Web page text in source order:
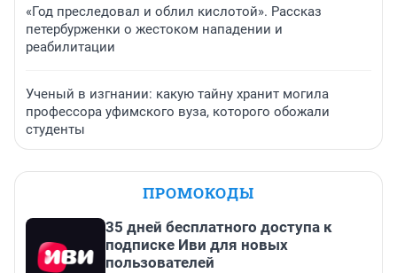
«Год преследовал и облил кислотой». Рассказ
петербурженки о жестоком нападении и
реабилитации
Ученый в изгнании: какую тайну хранит могила
профессора уфимского вуза, которого обожали
студенты
ПРОМОКОДЫ
35 дней бесплатного доступа к
подписке Иви для новых
пользователей